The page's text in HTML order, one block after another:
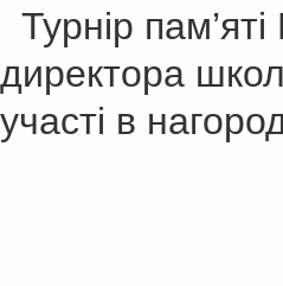
Турнір
директора
участі в